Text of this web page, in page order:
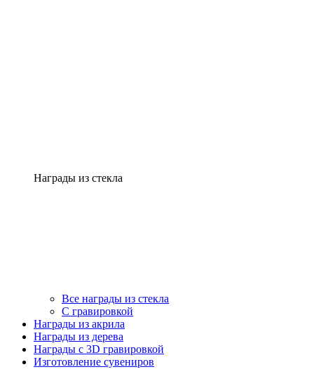
Награды из стекла
Все награды из стекла
С гравировкой
Награды из акрила
Награды из дерева
Награды с 3D гравировкой
Изготовление сувениров